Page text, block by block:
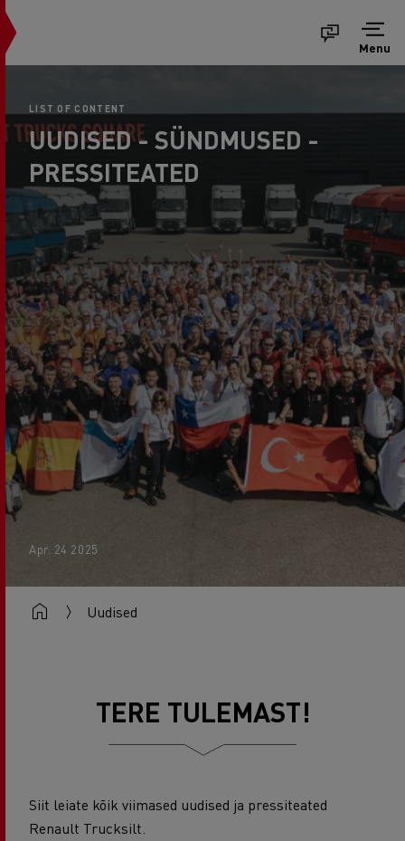
Menu
LIST OF CONTENT
UUDISED - SÜNDMUSED -
PRESSITEATED
Apr. 24 2025
Uudised
TERE TULEMAST!
Siit leiate kõik viimased uudised ja pressiteated
Renault Trucksilt.